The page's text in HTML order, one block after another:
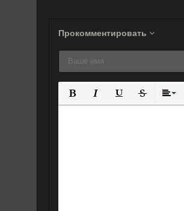
Прокомментировать
Полужирный
КурсивПодчеркнутый